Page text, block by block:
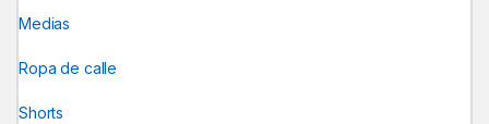
Medias
Ropa de calle
Shorts